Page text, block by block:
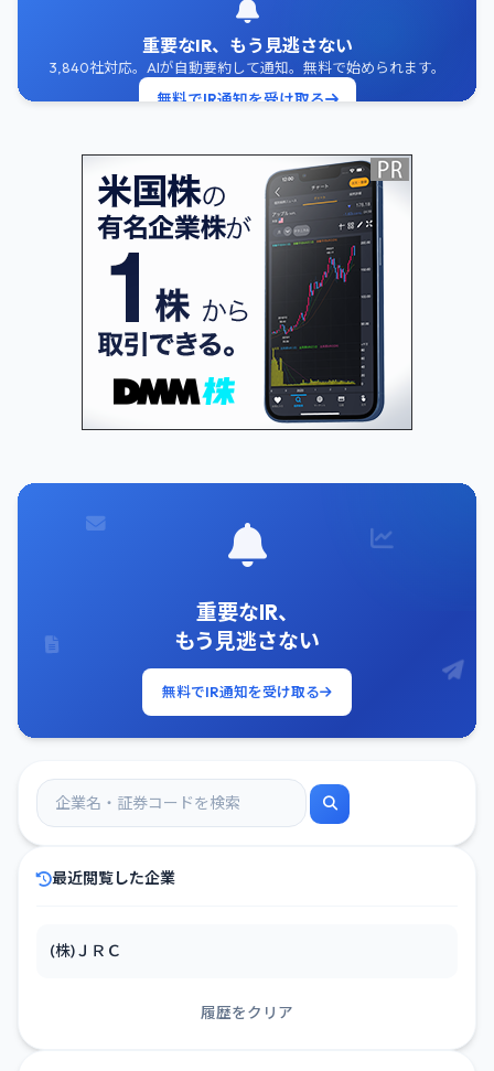
重要なIR、もう見逃さない
3,840社対応。AIが自動要約して通知。無料で始められます。
無料でIR通知を受け取る
重要なIR、
もう見逃さない
無料でIR通知を受け取る
最近閲覧した企業
(株)ＪＲＣ
履歴をクリア